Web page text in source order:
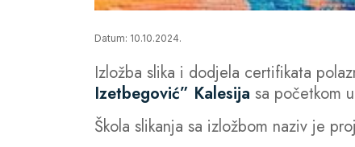
Datum: 10.10.2024.
Izložba slika i dodjela certifikata
Izetbegović” Kalesija sa početkom
Škola slikanja sa izložbom naziv je